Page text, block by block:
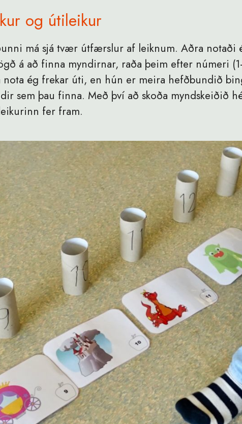
og útileikur
má sjá tvær útfærslur af leiknum. Aðra notaði
á að finna myndirnar, raða þeim efter númeri
nota ég frekar úti, en hún er meira hefðbundið
sem þau finna. Með því að skoða myndskeiðið
fer fram.